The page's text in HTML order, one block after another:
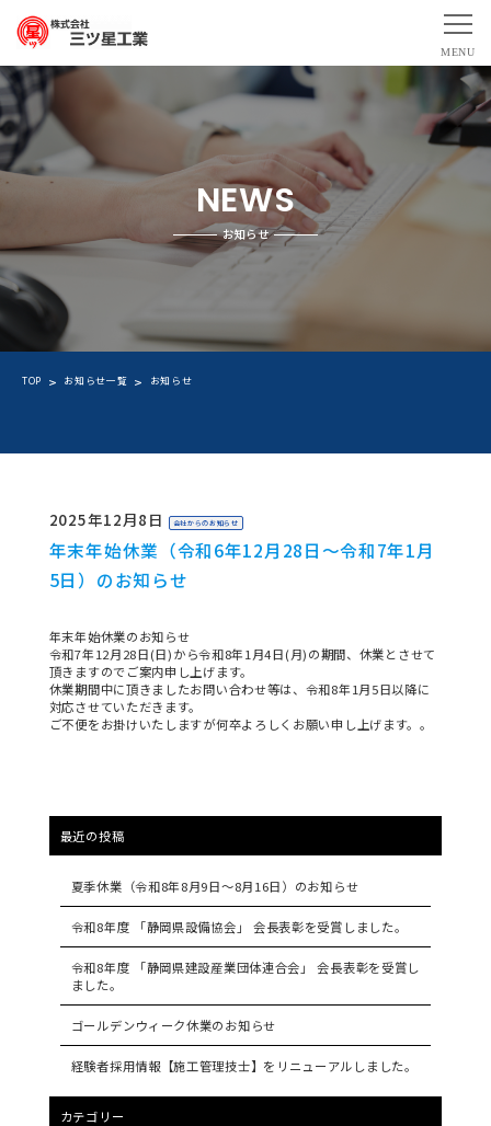
NEWS
お知らせ
TOP お知らせ一覧 お知らせ
2025年12月8日 会社からのお知らせ
年末年始休業（令和6年12月28日～令和7年1月
5日）のお知らせ
年末年始休業のお知らせ
令和7年12月28日(日)から令和8年1月4日(月)の期間、休業とさせて
頂きますのでご案内申し上げます。
休業期間中に頂きましたお問い合わせ等は、令和8年1月5日以降に
対応させていただきます。
ご不便をお掛けいたしますが何卒よろしくお願い申し上げます。。
最近の投稿
夏季休業（令和8年8月9日～8月16日）のお知らせ
令和8年度 「静岡県設備協会」 会長表彰を受賞しました。
令和8年度 「静岡県建設産業団体連合会」 会長表彰を受賞し
ました。
ゴールデンウィーク休業のお知らせ
経験者採用情報【施工管理技士】をリニューアルしました。
カテゴリー